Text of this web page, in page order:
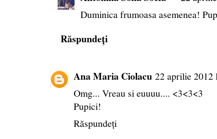
Duminica frumoasa asemenea!
Răspundeți
Ana Maria Ciolacu 22 aprilie 2012
Omg... Vreau si euuuu.... <3<3<3
Pupici!
Răspundeți